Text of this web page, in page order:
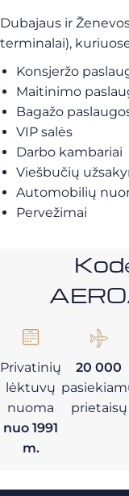
Dubajaus ir
terminalai),
Konsjeržo
Maitinimo
Bagažo
VIP salės
Darbo kambariai
Viešbučių
Automobilių
Pervežimai
Privatinių
lėktuvų
nuoma
nuo 1991
m.
20 000
prietaisų